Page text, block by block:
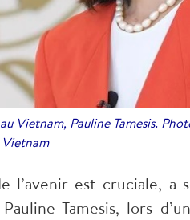
Vietnam, Pauline Tamesis.
Vietnam
l’avenir est cruciale, a
Tamesis, lors